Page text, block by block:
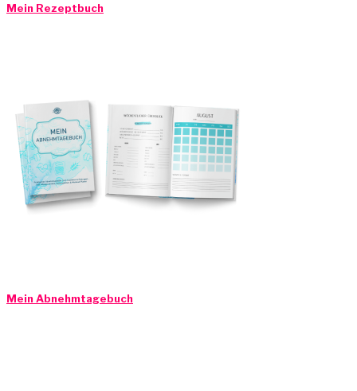
Mein Rezeptbuch
Mein Abnehmtagebuch